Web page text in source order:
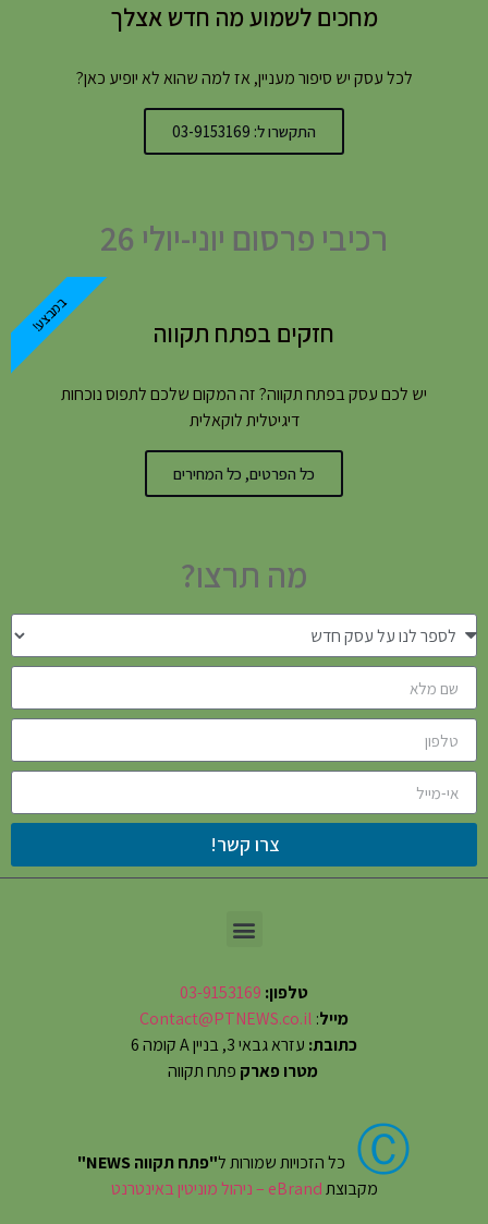
מחכים לשמוע מה חדש אצלך
לכל עסק יש סיפור מעניין, אז למה שהוא לא יופיע כאן?
התקשרו ל: 03-9153169
רכיבי פרסום יוני-יולי 26
חזקים בפתח תקווה
יש לכם עסק בפתח תקווה? זה המקום שלכם לתפוס נוכחות
דיגיטלית לוקאלית
כל הפרטים, כל המחירים
במבצע!
מה תרצו?
צרו קשר!
טלפון: 03-9153169
מייל:
Contact@PTNEWS.co.il
כתובת: עזרא גבאי 3, בניין A קומה 6
מטרו פארק פתח תקווה
Ⓒ כל הזכויות שמורות ל"פתח תקווה NEWS"
מקבוצתeBrand – ניהול מוניטין באינטרנט